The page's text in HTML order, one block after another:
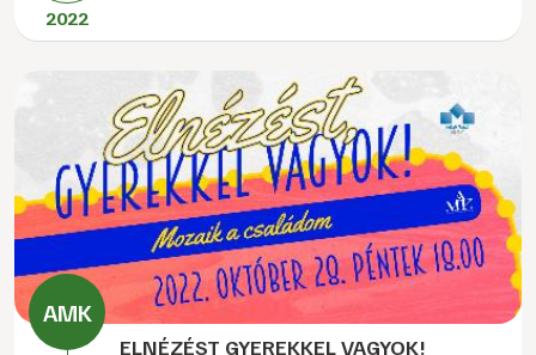
2022
ELNÉZÉST GYEREKKEL VAGYOK!